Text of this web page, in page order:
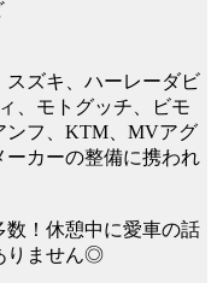
スズキ、ハーレーダビ
、モトグッチ、ビモ
ンフ、KTM、MVアグ
カーの整備に携われ
！休憩中に愛車の話
りません◎